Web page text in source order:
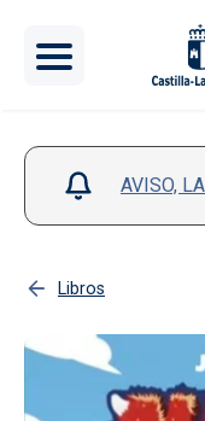
AVISO,
Libros